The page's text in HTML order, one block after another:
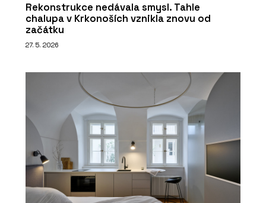
Rekonstrukce nedávala smysl. Tahle
chalupa v Krkonoších vznikla znovu od
začátku
27. 5. 2026